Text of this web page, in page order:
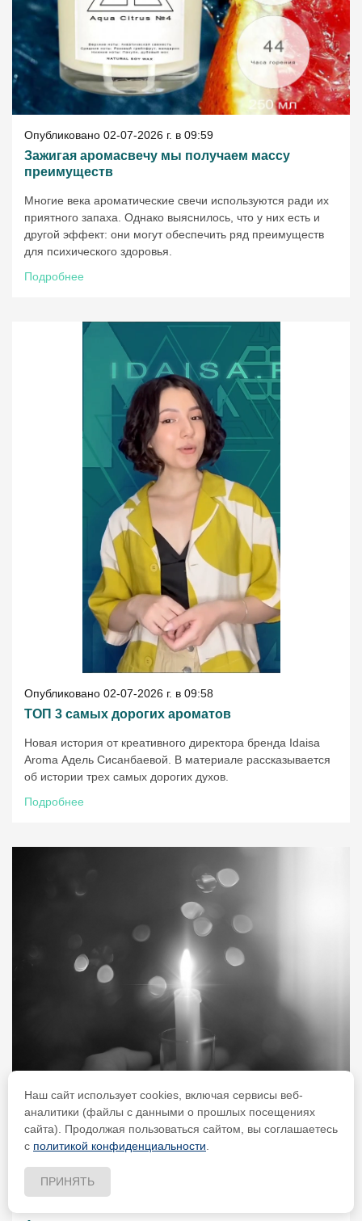
Опубликовано 02-07-2026 г. в 09:59
Зажигая аромасвечу мы получаем массу
преимуществ
Многие века ароматические свечи используются ради их
приятного запаха. Однако выяснилось, что у них есть и
другой эффект: они могут обеспечить ряд преимуществ
для психического здоровья.
Подробнее
Опубликовано 02-07-2026 г. в 09:58
ТОП 3 самых дорогих ароматов
Новая история от креативного директора бренда Idaisa
Aroma Адель Сисанбаевой. В материале рассказывается
об истории трех самых дорогих духов.
Подробнее
Наш сайт использует cookies, включая сервисы веб-
аналитики (файлы с данными о прошлых посещениях
сайта). Продолжая пользоваться сайтом, вы соглашаетесь
с политикой конфиденциальности
ПРИНЯТЬ